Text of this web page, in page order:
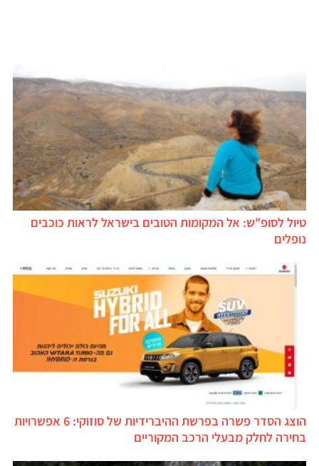
טיול לסופ"ש: אל המקומות הטובים בישראל לראות כוכבים
נופלים
הוצג הסדר פשרה בפרשת ההיברידיות של סוזוקי: 6 אפשרויות
בחירה לחלק מבעלי הרכב המקוריים